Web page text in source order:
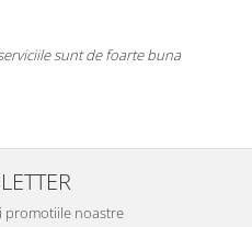
care inca nu au ajuns pe piata
multe companii de acest gen
promotiile noastre